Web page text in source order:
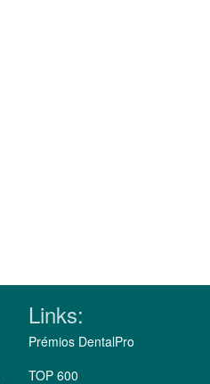
Links:
Prémios DentalPro
TOP 600